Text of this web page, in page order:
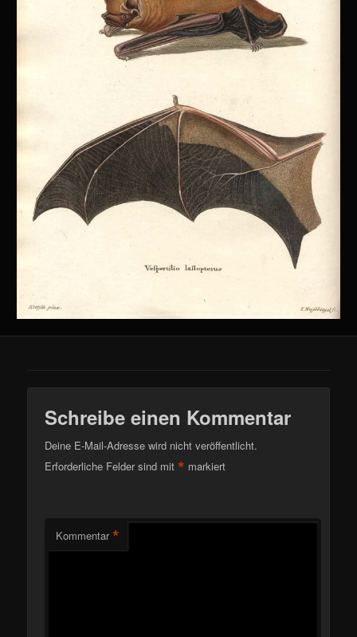
Schreibe einen Kommentar
Deine E-Mail-Adresse wird nicht veröffentlicht.
Erforderliche Felder sind mit* markiert
Kommentar *